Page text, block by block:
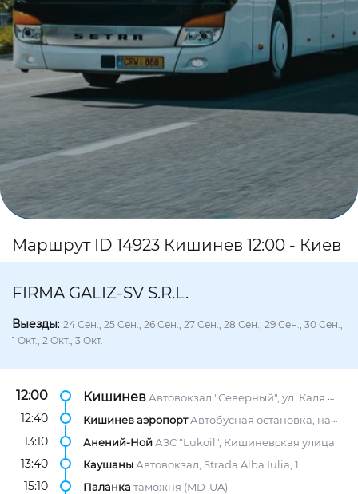
Маршрут ID 14923 Кишинев 12:00 - Киев
FIRMA GALIZ-SV S.R.L.
Выезды: 24 Сен., 25 Сен., 26 Сен., 27 Сен., 28 Сен., 29 Сен., 30 Сен.,
1 Окт., 2 Окт., 3 Окт.
12:00 Кишинев Автовокзал "Северный", ул. Каля Мошилор, 2/1
12:40 Кишинев аэропорт Автобусная остановка, напротив АЗС "Лукойл"
13:10 Анений-Ной АЗС "Lukoil", Кишиневская улица
13:40 Каушаны Автовокзал, Strada Alba Iulia, 1
15:10 Паланка таможня (MD-UA)